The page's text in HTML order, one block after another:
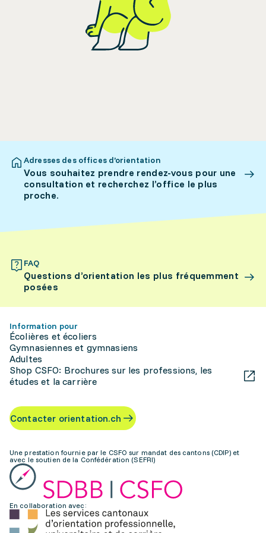
Adresses des offices d’orientation
Vous souhaitez prendre rendez-vous pour une
consultation et recherchez l’office le plus
proche.
FAQ
Questions d’orientation les plus fréquemment
posées
Information pour
Écolières et écoliers
Gymnasiennes et gymnasiens
Adultes
Shop CSFO: Brochures sur les professions, les
études et la carrière
Contacter orientation.ch
Une prestation fournie par le CSFO sur mandat des cantons (CDIP) et
avec le soutien de la Confédération (SEFRI)
En collaboration avec: